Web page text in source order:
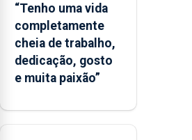
das
Flores
apresenta
um
“decréscimo
da
“Tenho uma vida
completamente
cheia de trabalho,
dedicação, gosto
e muita paixão”